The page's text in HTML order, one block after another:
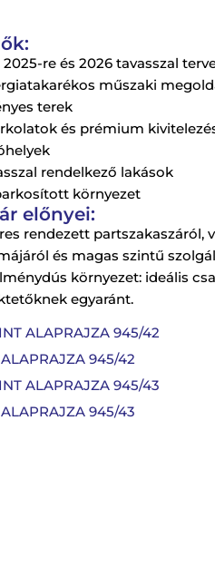
2025-re és 2026 tavasszal
műszaki
terek
és prémium
rendelkező lakások
környezet
előnyei:
rendezett partszakaszáról,
és magas szintű
környezet: ideális
egyaránt.
ALAPRAJZA 945/42
945/42
ALAPRAJZA 945/43
945/43